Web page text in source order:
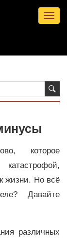
которое
жизни. Но всё
Давайте
различных